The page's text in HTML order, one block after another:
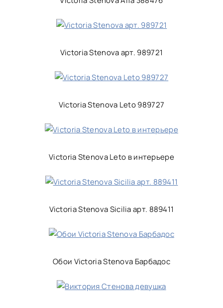
Victoria Stenova арт. 989721
Victoria Stenova Leto 989727
Victoria Stenova Leto в интерьере
Victoria Stenova Sicilia арт. 889411
Обои Victoria Stenova Барбадос